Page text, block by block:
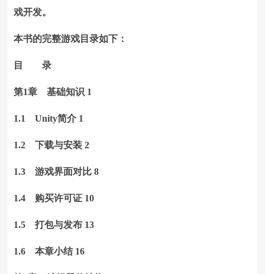
戏开发。
本书的完整游戏目录如下：
目 录
第1章 基础知识 1
1.1 Unity简介 1
1.2 下载与安装 2
1.3 游戏界面对比 8
1.4 购买许可证 10
1.5 打包与发布 13
1.6 本章小结 16